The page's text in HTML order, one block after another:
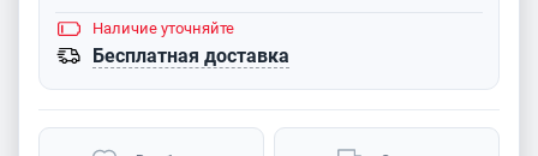
Наличие уточняйте
Бесплатная доставка